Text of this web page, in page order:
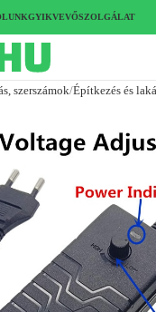
GYIKVEVŐSZOLGÁLAT
szerszámok Építkezés és